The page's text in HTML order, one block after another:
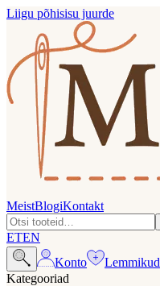
Liigu põhisisu juurde
MeistBlogiKontakt
ETEN
Konto
Lemmikud
Kategooriad